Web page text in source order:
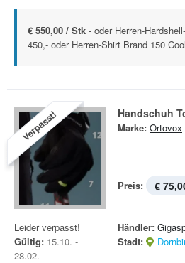
€ 550,00 / Stk - oder Herren-
450,- oder Herren-Shirt Brand 150
Verpasst! Handschuh
Marke: Ortovox
Preis: €
Leider verpasst!
Gültig: 15.10. -
28.02.
Händler:
Stadt: